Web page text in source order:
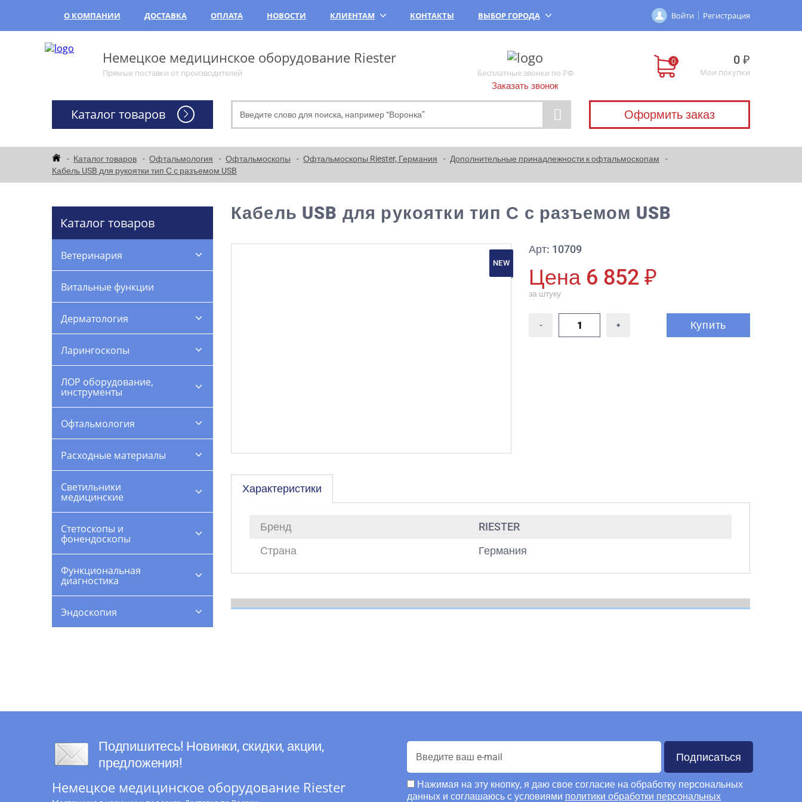
О КОМПАНИИ ДОСТАВКА ОПЛАТА НОВОСТИ КЛИЕНТАМ КОНТАКТЫ ВЫБОР ГОРОДА Войти Регистрация
Немецкое медицинское оборудование Riester
Прямые поставки от производителей
Бесплатные звонки по РФ
Заказать звонок
0 ₽
Мои покупки
Каталог товаров Оформить заказ
Каталог товаров Офтальмология Офтальмоскопы Офтальмоскопы Riester, Германия
Дополнительные принадлежности к офтальмоскопам
Кабель USB для рукоятки тип С с разъемом USB
Каталог товаров
Ветеринария
Витальные функции
Дерматология
Ларингоскопы
ЛОР оборудование,
инструменты
Офтальмология
Расходные материалы
Светильники
медицинские
Стетоскопы и
фонендоскопы
Функциональная
диагностика
Эндоскопия
Кабель USB для рукоятки тип С с разъемом USB
NEW
Арт: 10709
Цена 6 852 ₽
за штуку
- + Купить
Характеристики
Бренд
RIESTER
Страна
Германия
Подпишитесь! Новинки, скидки, акции,
предложения!
Немецкое медицинское оборудование Riester
Подписаться
Нажимая на эту кнопку, я даю свое согласие на обработку персональных
данных и соглашаюсь с условиями политики обработки персональных